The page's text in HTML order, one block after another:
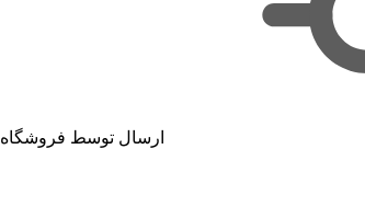
ارسال توسط فروشگاه